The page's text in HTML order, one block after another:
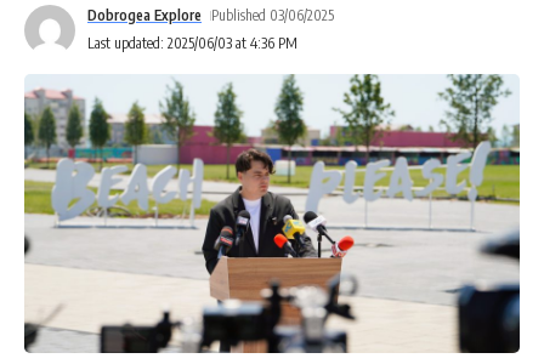
Last updated: 2025/06/03 at 4:36 PM
Dobrogea Explore Published 03/06/2025